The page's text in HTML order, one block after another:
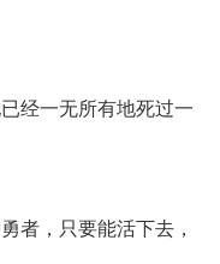
经一无所有地死过一
，只要能活下去，